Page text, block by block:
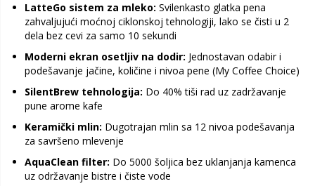
LatteGo sistem za mleko: Svilenkasto glatka pena
zahvaljujući moćnoj ciklonskoj tehnologiji, lako se čisti u 2
dela bez cevi za samo 10 sekundi
Moderni ekran osetljiv na dodir: Jednostavan odabir i
podešavanje jačine, količine i nivoa pene (My Coffee Choice)
SilentBrew tehnologija: Do 40% tiši rad uz zadržavanje
pune arome kafe
Keramički mlin: Dugotrajan mlin sa 12 nivoa podešavanja
za savršeno mlevenje
AquaClean filter: Do 5000 šoljica bez uklanjanja kamenca
uz održavanje bistre i čiste vode